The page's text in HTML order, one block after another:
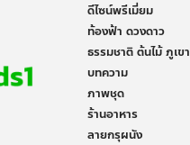
ดีไซน์พรีเมี่ยม
ท้องฟ้า ดวงดาว
ธรรมชาติ ต้นไม้ ภูเขา
บทความ
ภาพชุด
ร้านอาหาร
ลายกรุผนัง